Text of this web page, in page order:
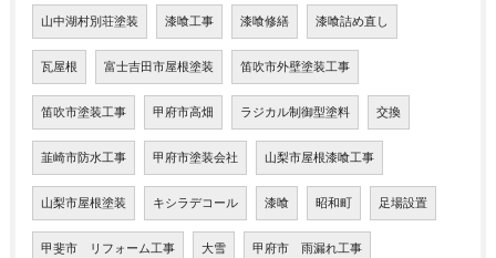
山中湖村別荘塗装 漆喰工事 漆喰修繕 漆喰詰め直し
瓦屋根 富士吉田市屋根塗装 笛吹市外壁塗装工事
笛吹市塗装工事 甲府市高畑 ラジカル制御型塗料 交換
韮崎市防水工事 甲府市塗装会社 山梨市屋根漆喰工事
山梨市屋根塗装 キシラデコール 漆喰 昭和町 足場設置
甲斐市 リフォーム工事 大雪 甲府市 雨漏れ工事